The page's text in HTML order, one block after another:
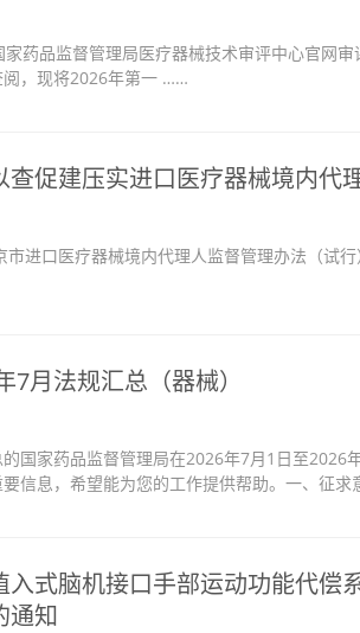
药品监督管理局医疗器械技术审评中心官网
，现将2026年第一 ……
查促建压实进口医疗器械境内代
口医疗器械境内代理人监督管理办法（试行
月法规汇总（器械）
国家药品监督管理局在2026年7月1日至2026
信息，希望能为您的工作提供帮助。一、征
入式脑机接口手部运动功能代偿
通知